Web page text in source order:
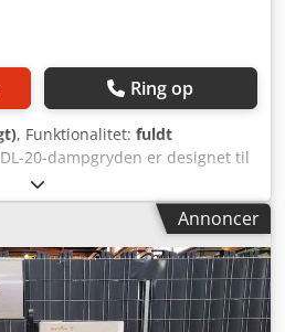
Ring op
, Funktionalitet: fuldt
20-dampgryden er designet til
af en lang række fødevarer i
Takket være dens
en jævn varme over hele grydens
til tilberedning af saucer,
kødretter,
opskrifter, der kræver præcis
bund fremmer
Annoncer